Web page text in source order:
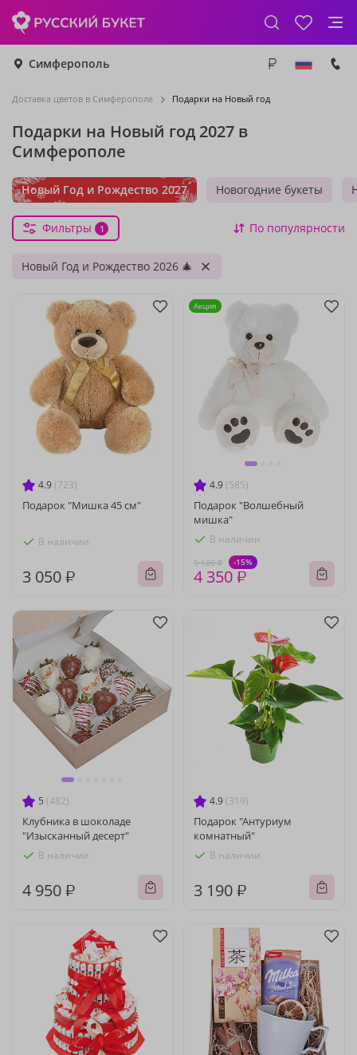
Симферополь
Доставка цветов в Симферополе Подарки на Новый год
Подарки на Новый год 2027 в
Симферополе
Новый Год и Рождество 2027 Новогодние букеты
Фильтры 1 По популярности
Новый Год и Рождество 2026 🎄
4.9 (723)
Подарок "Мишка 45 см"
В наличии
3 050 ₽
4.9 (585)
Подарок "Волшебный
мишка"
В наличии
5 120 ₽ -15%
4 350 ₽
Акция
5 (482)
Клубника в шоколаде
"Изысканный десерт"
В наличии
4 950 ₽
4.9 (319)
Подарок "Антуриум
комнатный"
В наличии
3 190 ₽